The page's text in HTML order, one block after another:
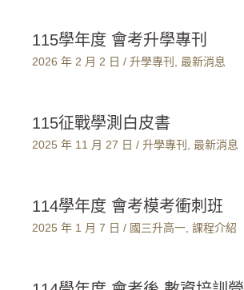
115學年度 會考升學專刊
2026 年 2 月 2 日 / 升學專刊 最新消息
115征戰學測白皮書
2025 年 11 月 27 日 / 升學專刊 最新消息
114學年度 會考模考衝刺班
2025 年 1 月 7 日 / 國三升高一 課程介紹